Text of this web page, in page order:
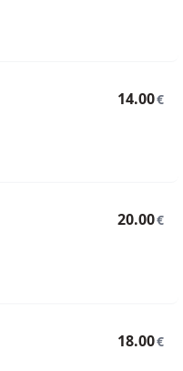
14.00€
20.00€
18.00€